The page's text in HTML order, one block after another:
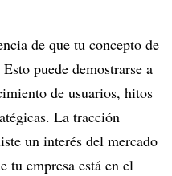
de que tu concepto de
puede demostrarse a
de usuarios, hitos
La tracción
un interés del mercado
tu empresa está en el